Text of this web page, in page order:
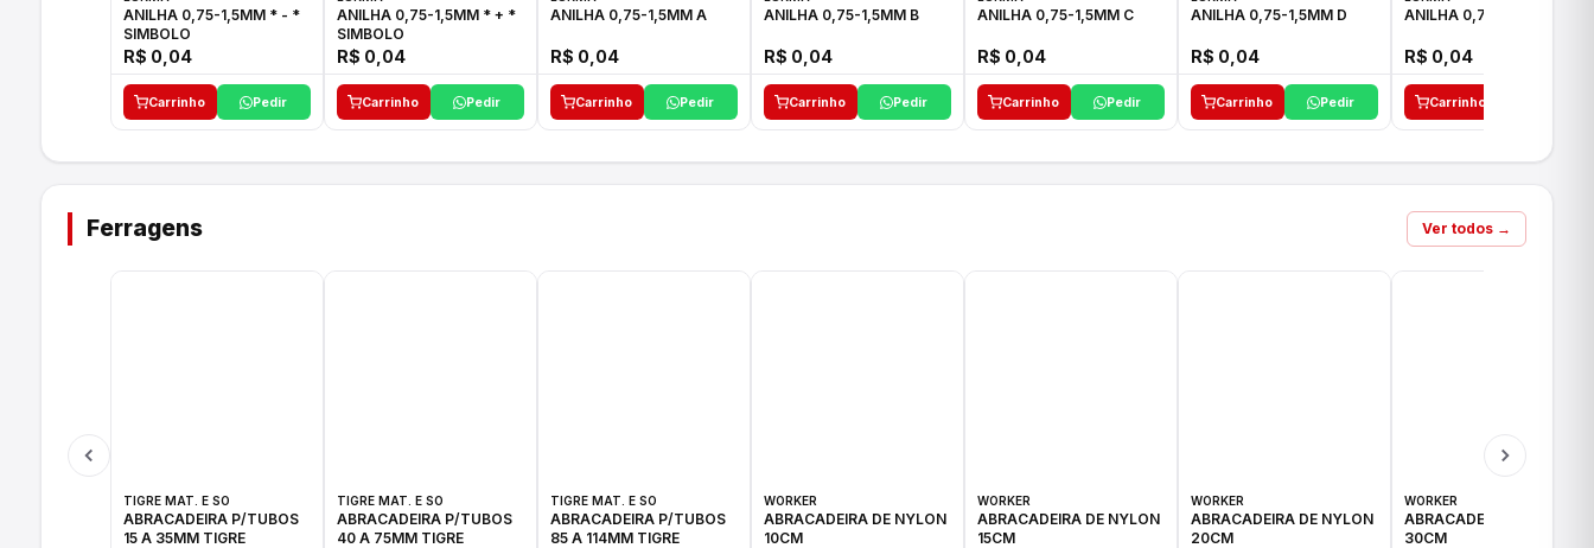
ANILHA 0,75-1,5MM * - *
SIMBOLO
R$ 0,04
Carrinho Pedir
ANILHA 0,75-1,5MM * + *
SIMBOLO
R$ 0,04
Carrinho Pedir
ANILHA 0,75-1,5MM A
R$ 0,04
Carrinho Pedir
ANILHA 0,75-1,5MM B
R$ 0,04
Carrinho Pedir
ANILHA 0,75-1,5MM C
R$ 0,04
Carrinho Pedir
ANILHA 0,75-1,5MM D
R$ 0,04
Carrinho Pedir
ANILHA 0,75-1,5MM E
R$ 0,04
Carrinho
Ferragens Ver todos →
TIGRE MAT. E SO
ABRACADEIRA P/TUBOS
15 A 35MM TIGRE
TIGRE MAT. E SO
ABRACADEIRA P/TUBOS
40 A 75MM TIGRE
TIGRE MAT. E SO
ABRACADEIRA P/TUBOS
85 A 114MM TIGRE
WORKER
ABRACADEIRA DE NYLON
10CM
WORKER
ABRACADEIRA DE NYLON
15CM
WORKER
ABRACADEIRA DE NYLON
20CM
WORKER
ABRACADEIRA DE NYLON
30CM